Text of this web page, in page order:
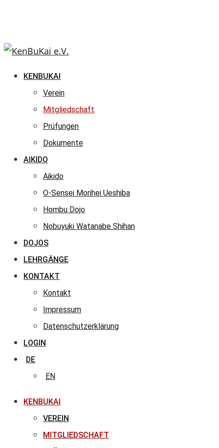
KENBUKAI
Verein
Mitgliedschaft
Prüfungen
Dokumente
AIKIDO
Aikido
O-Sensei Morihei Ueshiba
Hombu Dojo
Nobuyuki Watanabe Shihan
DOJOS
LEHRGÄNGE
KONTAKT
Kontakt
Impressum
Datenschutzerklärung
LOGIN
DE
EN
KENBUKAI
VEREIN
MITGLIEDSCHAFT